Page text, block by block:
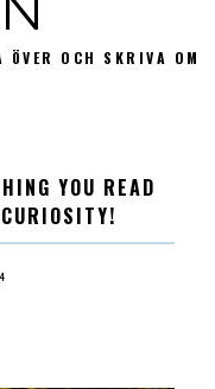
ÖVER OCH SKRIVA OM
YOU READ